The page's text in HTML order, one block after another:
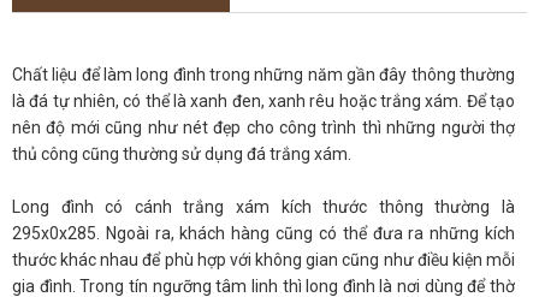
Chất liệu để làm long đình trong những năm gần đây thông thường
là đá tự nhiên, có thể là xanh đen, xanh rêu hoặc trắng xám. Để tạo
nên độ mới cũng như nét đẹp cho công trình thì những người thợ
thủ công cũng thường sử dụng đá trắng xám.
Long đình có cánh trắng xám kích thước thông thường là
295x0x285. Ngoài ra, khách hàng cũng có thể đưa ra những kích
thước khác nhau để phù hợp với không gian cũng như điều kiện mỗi
gia đình. Trong tín ngưỡng tâm linh thì long đình là nơi dùng để thờ